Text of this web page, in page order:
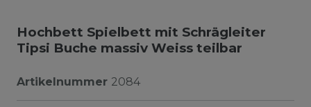
Hochbett Spielbett mit Schrägleiter
Tipsi Buche massiv Weiss teilbar
Artikelnummer 2084